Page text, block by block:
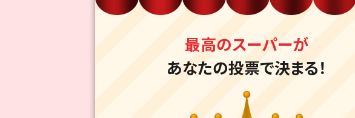
最高のスーパーが
あなたの投票で決まる！